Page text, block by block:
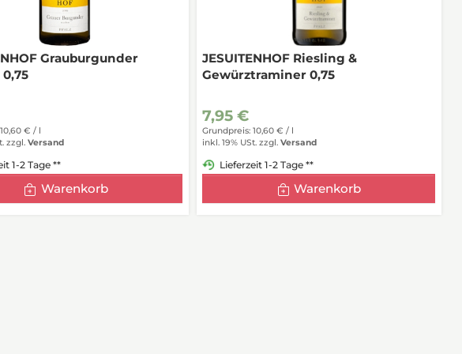
Grauburgunder
€ /
zzgl. Versand
1-2 Tage **
Warenkorb
JESUITENHOF Riesling &
Gewürztraminer 0,75
7,95 €
Grundpreis: 10,60 € /
inkl. 19% USt. zzgl.Versand
Lieferzeit 1-2 Tage **
Warenkorb